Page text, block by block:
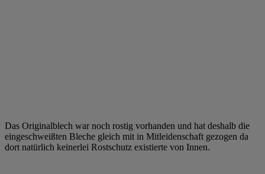
Das Originalblech war noch rostig vorhanden und hat deshalb die
eingeschweißten Bleche gleich mit in Mitleidenschaft gezogen da
dort natürlich keinerlei Rostschutz existierte von Innen.